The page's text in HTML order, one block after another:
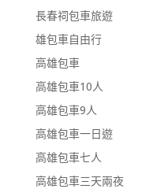
長春祠包車旅遊
雄包車自由行
高雄包車
高雄包車10人
高雄包車9人
高雄包車一日遊
高雄包車七人
高雄包車三天兩夜